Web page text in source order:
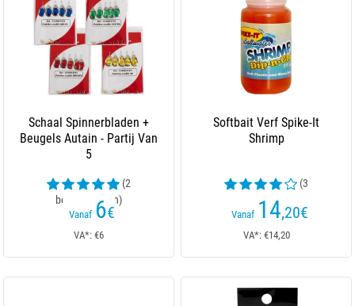
Schaal Spinnerbladen +
Beugels Autain - Partij Van
5
(2
beoordelingen)
Vanaf 6€
VA*: €6
Softbait Verf Spike-It
Shrimp
(3
beoordelingen)
Vanaf 14,20€
VA*: €14,20